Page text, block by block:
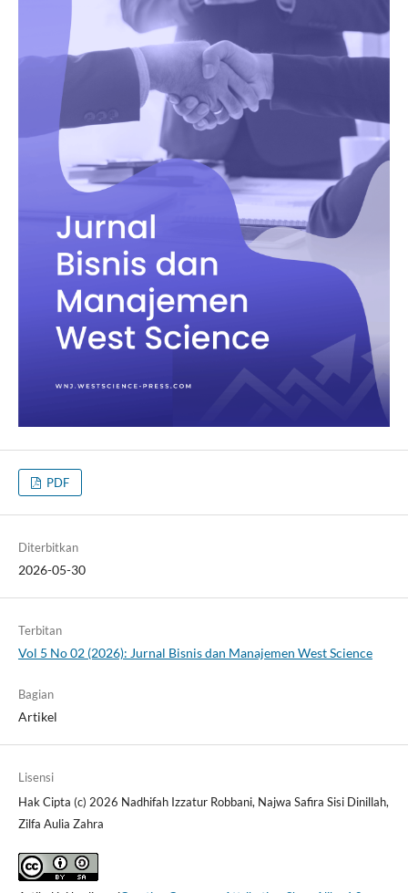
PDF
Diterbitkan
2026-05-30
Terbitan
Vol 5 No 02 (2026): Jurnal Bisnis dan Manajemen West Science
Bagian
Artikel
Lisensi
Hak Cipta (c) 2026 Nadhifah Izzatur Robbani, Najwa Safira Sisi Dinillah,
Zilfa Aulia Zahra